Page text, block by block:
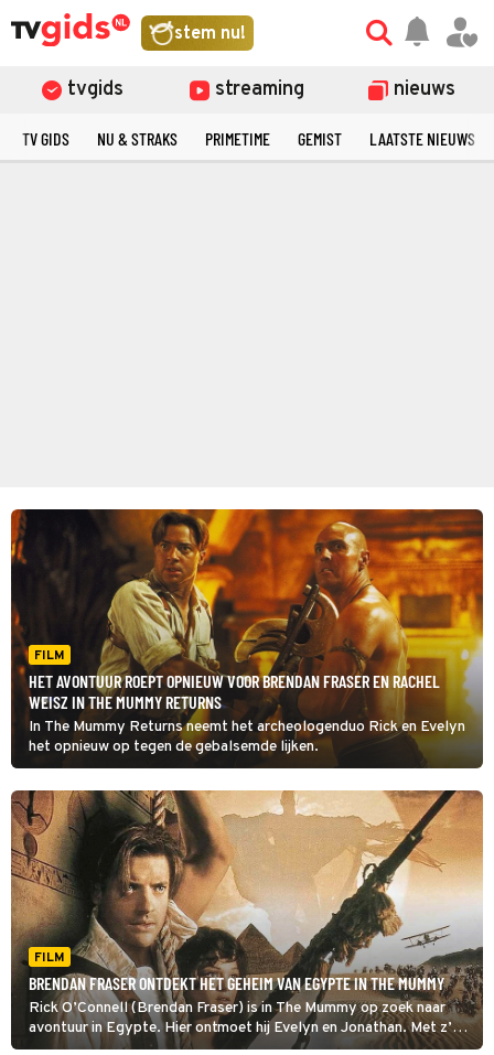
stem nu!
tvgids streaming nieuws
TV GIDS NU & STRAKS PRIMETIME GEMIST LAATSTE NIEUWS
FILM
HET AVONTUUR ROEPT OPNIEUW VOOR BRENDAN FRASER EN RACHEL
WEISZ IN THE MUMMY RETURNS
In The Mummy Returns neemt het archeologenduo Rick en Evelyn
het opnieuw op tegen de gebalsemde lijken.
FILM
BRENDAN FRASER ONTDEKT HET GEHEIM VAN EGYPTE IN THE MUMMY
Rick O’Connell (Brendan Fraser) is in The Mummy op zoek naar
avontuur in Egypte. Hier ontmoet hij Evelyn en Jonathan. Met z’n
drieën ontrafelen ze het angstaanjagendste geheim van Egypte.